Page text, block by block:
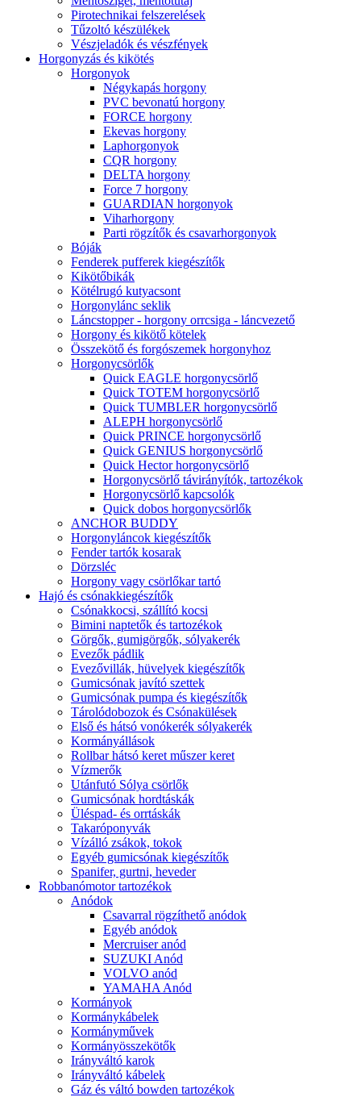
Pirotechnikai felszerelések
Tűzoltó készülékek
Vészjeladók és vészfények
Horgonyzás és kikötés
Horgonyok
Négykapás horgony
PVC bevonatú horgony
FORCE horgony
Ekevas horgony
Laphorgonyok
CQR horgony
DELTA horgony
Force 7 horgony
GUARDIAN horgonyok
Viharhorgony
Parti rögzítők és csavarhorgonyok
Bóják
Fenderek pufferek kiegészítők
Kikötőbikák
Kötélrugó kutyacsont
Horgonylánc seklik
Láncstopper - horgony orrcsiga - láncvezető
Horgony és kikötő kötelek
Összekötő és forgószemek horgonyhoz
Horgonycsörlők
Quick EAGLE horgonycsörlő
Quick TOTEM horgonycsörlő
Quick TUMBLER horgonycsörlő
ALEPH horgonycsörlő
Quick PRINCE horgonycsörlő
Quick GENIUS horgonycsörlő
Quick Hector horgonycsörlő
Horgonycsörlő távirányítók, tartozékok
Horgonycsörlő kapcsolók
Quick dobos horgonycsörlők
ANCHOR BUDDY
Horgonyláncok kiegészítők
Fender tartók kosarak
Dörzsléc
Horgony vagy csörlőkar tartó
Hajó és csónakkiegészítők
Csónakkocsi, szállító kocsi
Bimini naptetők és tartozékok
Görgők, gumigörgők, sólyakerék
Evezők pádlik
Evezővillák, hüvelyek kiegészítők
Gumicsónak javító szettek
Gumicsónak pumpa és kiegészítők
Tárolódobozok és Csónakülések
Első és hátsó vonókerék sólyakerék
Kormányállások
Rollbar hátsó keret műszer keret
Vízmerők
Utánfutó Sólya csörlők
Gumicsónak hordtáskák
Üléspad- és orrtáskák
Takaróponyvák
Vízálló zsákok, tokok
Egyéb gumicsónak kiegészítők
Spanifer, gurtni, heveder
Robbanómotor tartozékok
Anódok
Csavarral rögzíthető anódok
Egyéb anódok
Mercruiser anód
SUZUKI Anód
VOLVO anód
YAMAHA Anód
Kormányok
Kormánykábelek
Kormányművek
Kormányösszekötők
Irányváltó karok
Irányváltó kábelek
Gáz és váltó bowden tartozékok